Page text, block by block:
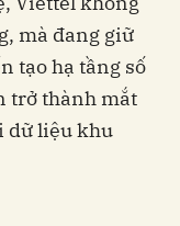
mà đang giữ
tạo hạ tầng số
trở thành mắt
dữ liệu khu